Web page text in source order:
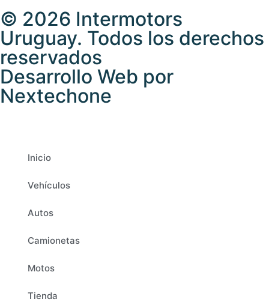
© 2026 Intermotors
Uruguay. Todos los derechos
reservados
Desarrollo Web por
Nextechone
Inicio
Vehículos
Autos
Camionetas
Motos
Tienda